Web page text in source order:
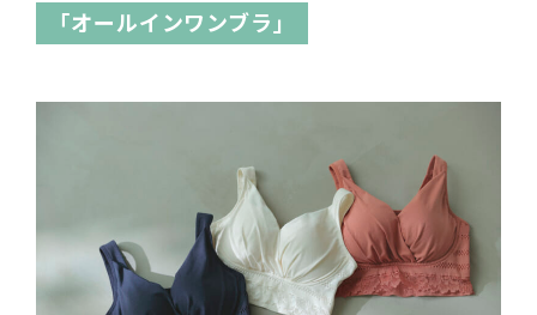
「オールインワンブラ」